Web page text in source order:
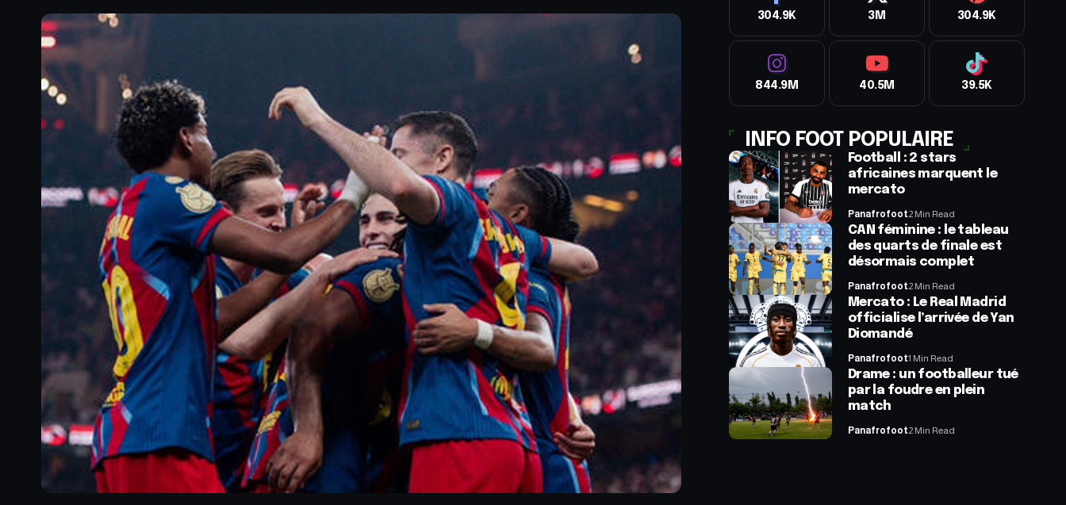
304.9K 3M 304.9K
844.9M 40.5M 39.5K
INFO FOOT POPULAIRE
Football : 2 stars
africaines marquent le
mercato
Panafrofoot2 Min Read
CAN féminine : le tableau
des quarts de finale est
désormais complet
Panafrofoot2 Min Read
Mercato : Le Real Madrid
officialise l’arrivée de Yan
Diomandé
Panafrofoot1 Min Read
Drame : un footballeur tué
par la foudre en plein
match
Panafrofoot2 Min Read